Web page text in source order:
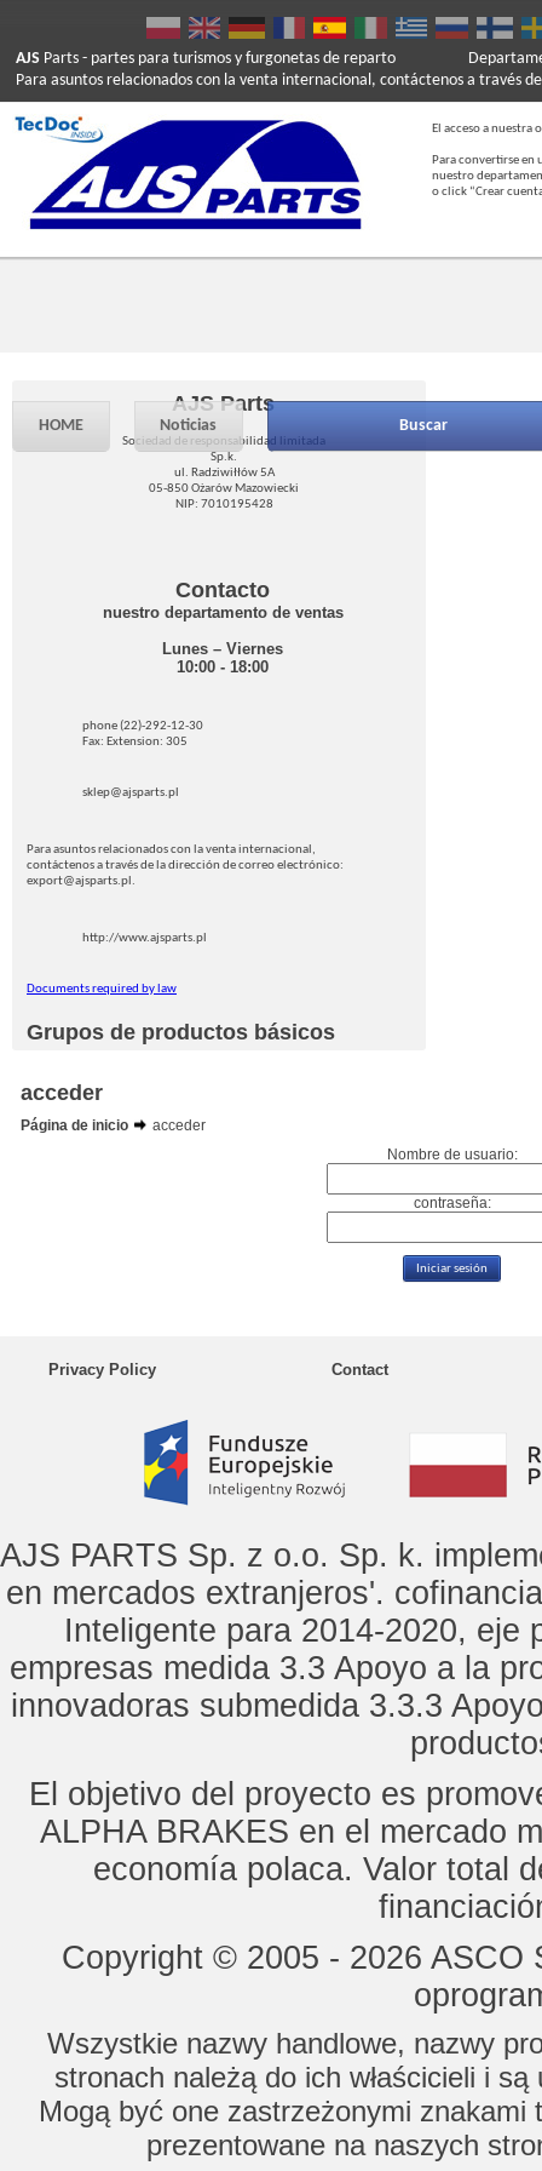
AJS Parts - partes para turismos y furgonetas de reparto
Para asuntos relacionados con la venta internacional, contáctenos a través
El acceso a nuestra
Para convertirse en
nuestro
o click “Crear
HOME Noticias Buscar
AJS Parts
Sociedad de responsabilidad limitada
Sp.k.
ul. Radziwiłłów 5A
05-850 Ożarów Mazowiecki
NIP: 7010195428
Contacto
nuestro departamento de ventas
Lunes – Viernes
10:00 - 18:00
phone (22)-292-12-30
Fax: Extension: 305
sklep@ajsparts.pl
Para asuntos relacionados con la venta internacional,
contáctenos a través de la dirección de correo electrónico:
export@ajsparts.pl.
http://www.ajsparts.pl
Documents required by law
Grupos de productos básicos
acceder
Página de inicio
acceder
Nombre de usuario:
contraseña:
Privacy Policy Contact
AJS PARTS Sp. z o.o. Sp. k.
en mercados extranjeros'.
Inteligente para 2014-2020, eje
empresas medida 3.3 Apoyo a la
innovadoras submedida 3.3.3
El objetivo del proyecto es
ALPHA BRAKES en el mercado
economía polaca. Valor total
Copyright © 2005 - 2026
Wszystkie nazwy handlowe, nazwy
stronach należą do ich właścicieli i
Mogą być one zastrzeżonymi znakami
prezentowane na naszych